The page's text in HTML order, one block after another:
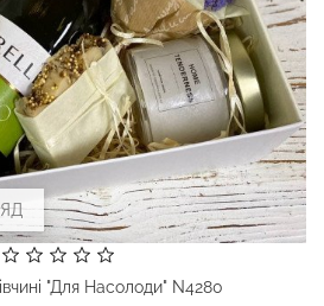
"Для Насолоди" N4280